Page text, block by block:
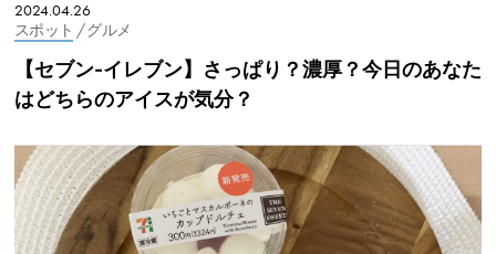
2024.04.26
スポット / グルメ
【セブン-イレブン】さっぱり？濃厚？今日のあなた
はどちらのアイスが気分？